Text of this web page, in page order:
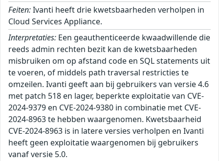
Feiten:Ivanti heeft drie kwetsbaarheden verholpen in
Cloud Services Appliance.
Interpretaties: Een geauthenticeerde kwaadwillende die
reeds admin rechten bezit kan de kwetsbaarheden
misbruiken om op afstand code en SQL statements uit
te voeren, of middels path traversal restricties te
omzeilen. Ivanti geeft aan bij gebruikers van versie 4.6
met patch 518 en lager, beperkte exploitatie van CVE-
2024-9379 en CVE-2024-9380 in combinatie met CVE-
2024-8963 te hebben waargenomen. Kwetsbaarheid
CVE-2024-8963 is in latere versies verholpen en Ivanti
heeft geen exploitatie waargenomen bij gebruikers
vanaf versie 5.0.